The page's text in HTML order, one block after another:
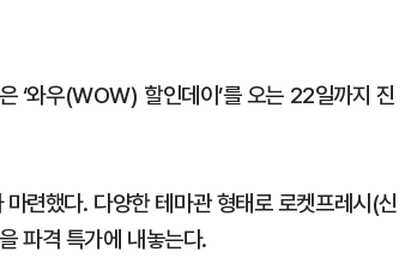
‘와우(WOW) 할인데이’를 오는 22일까지 진
련했다. 다양한 테마관 형태로 로켓프레시(신
파격 특가에 내놓는다.